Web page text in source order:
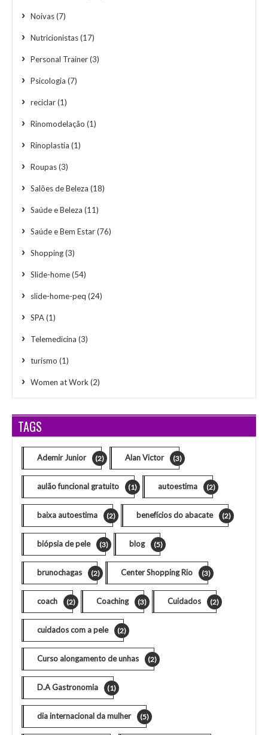
Noivas(7)
Nutricionistas(17)
Personal Trainer(3)
Psicologia (7)
reciclar(1)
Rinomodelação (1)
Rinoplastia (1)
Roupas(3)
Salões de Beleza (18)
Saúde e Beleza (11)
Saúde e Bem Estar(76)
Shopping(3)
Slide-home(54)
slide-home-peq (24)
SPA(1)
Telemedicina (3)
turismo (1)
Women at Work (2)
TAGS
Ademir Junior (2) Alan Victor (3)
aulão funcional gratuito (1) autoestima (2)
baixa autoestima (2) benefícios do abacate (2)
biópsia de pele (3) blog (5)
brunochagas (2) Center Shopping Rio (3)
coach (2) Coaching (3) Cuidados (2)
cuidados com a pele (2)
Curso alongamento de unhas (2)
D.A Gastronomia (1)
dia internacional da mulher (5)